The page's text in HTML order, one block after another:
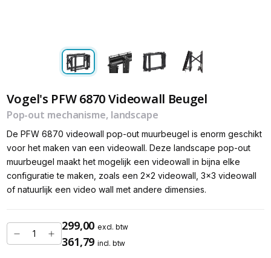
Vogel's PFW 6870 Videowall Beugel
Pop-out mechanisme, landscape
De PFW 6870 videowall pop-out muurbeugel is enorm geschikt
voor het maken van een videowall. Deze landscape pop-out
muurbeugel maakt het mogelijk een videowall in bijna elke
configuratie te maken, zoals een 2x2 videowall, 3x3 videowall
of natuurlijk een video wall met andere dimensies.
299,00 excl. btw
361,79 incl. btw